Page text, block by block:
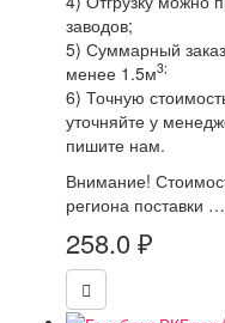
заводов;
5) Суммарный
менее 1.5м3;
6) Точную
уточняйте у
пишите нам.
Внимание!
региона поставки …
258.0 ₽